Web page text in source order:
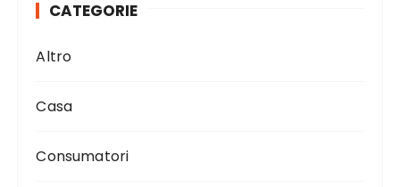
CATEGORIE
Altro
Casa
Consumatori